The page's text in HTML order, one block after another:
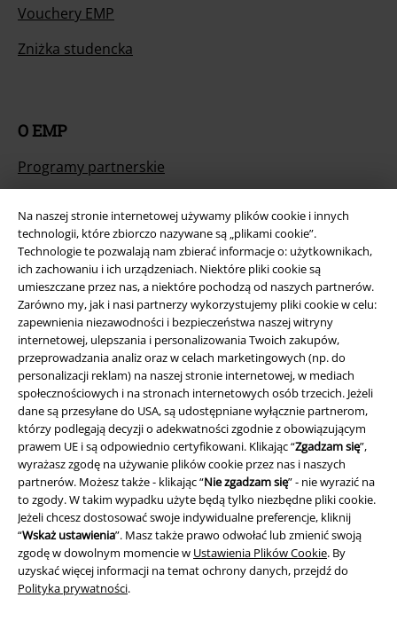
Na naszej stronie internetowej używamy plików cookie i innych
technologii, które zbiorczo nazywane są „plikami cookie”.
Technologie te pozwalają nam zbierać informacje o: użytkownikach,
ich zachowaniu i ich urządzeniach. Niektóre pliki cookie są
umieszczane przez nas, a niektóre pochodzą od naszych partnerów.
Zarówno my, jak i nasi partnerzy wykorzystujemy pliki cookie w celu:
zapewnienia niezawodności i bezpieczeństwa naszej witryny
internetowej, ulepszania i personalizowania Twoich zakupów,
przeprowadzania analiz oraz w celach marketingowych (np. do
personalizacji reklam) na naszej stronie internetowej, w mediach
społecznościowych i na stronach internetowych osób trzecich. Jeżeli
dane są przesyłane do USA, są udostępniane wyłącznie partnerom,
którzy podlegają decyzji o adekwatności zgodnie z obowiązującym
prawem UE i są odpowiednio certyfikowani. Klikając “Zgadzam się”,
wyrażasz zgodę na używanie plików cookie przez nas i naszych
partnerów. Możesz także - klikając “Nie zgadzam się” - nie wyrazić na
to zgody. W takim wypadku użyte będą tylko niezbędne pliki cookie.
Jeżeli chcesz dostosować swoje indywidualne preferencje, kliknij
“Wskaż ustawienia”. Masz także prawo odwołać lub zmienić swoją
zgodę w dowolnym momencie w Ustawienia Plików Cookie. By
uzyskać więcej informacji na temat ochrony danych, przejdź do
Polityka prywatności.
Vouchery EMP
Zniżka studencka
O EMP
Programy partnerskie
Społeczność
Metody płatności